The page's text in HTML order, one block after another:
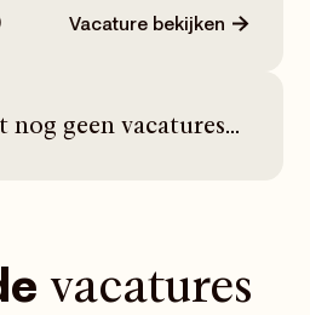
Vacature bekijken
geen vacatures...
vacatures